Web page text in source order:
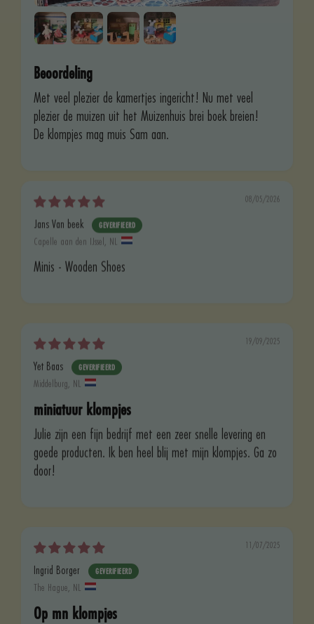
Beoordeling
Met veel plezier de kamertjes ingericht! Nu met veel
plezier de muizen uit het Muizenhuis brei boek breien!
De klompjes mag muis Sam aan.
08/05/2026
Jans Van beek
Capelle aan den IJssel, NL
Minis - Wooden Shoes
19/09/2025
Yet Baas
Middelburg, NL
miniatuur klompjes
Julie zijn een fijn bedrijf met een zeer snelle levering en
goede producten. Ik ben heel blij met mijn klompjes. Ga zo
door!
11/07/2025
Ingrid Borger
The Hague, NL
Op mn klompjes